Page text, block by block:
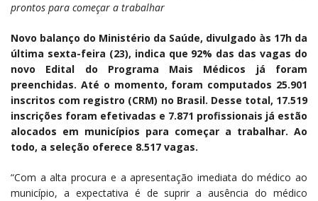
prontos para começar a trabalhar
Novo balanço do Ministério da Saúde, divulgado às 17h da
última sexta-feira (23), indica que 92% das das vagas do
novo Edital do Programa Mais Médicos já foram
preenchidas. Até o momento, foram computados 25.901
inscritos com registro (CRM) no Brasil. Desse total, 17.519
inscrições foram efetivadas e 7.871 profissionais já estão
alocados em municípios para começar a trabalhar. Ao
todo, a seleção oferece 8.517 vagas.
“Com a alta procura e a apresentação imediata do médico ao
município, a expectativa é de suprir a ausência do médico